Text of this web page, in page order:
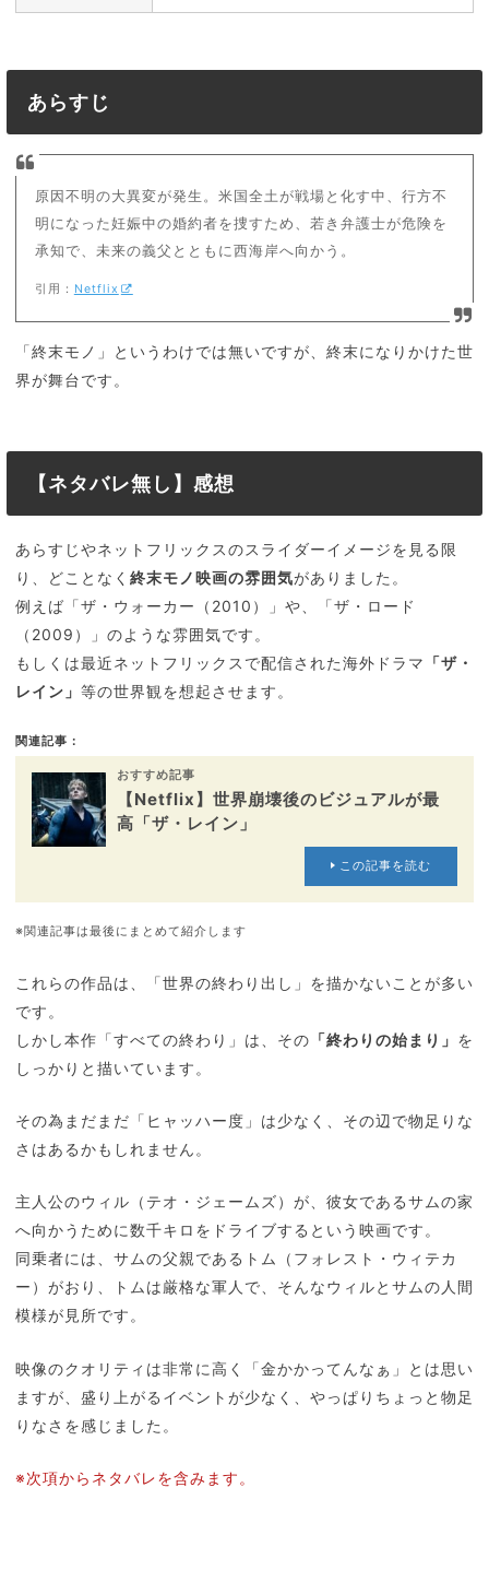
あらすじ
原因不明の大異変が発生。米国全土が戦場と化す中、行方不
明になった妊娠中の婚約者を捜すため、若き弁護士が危険を
承知で、未来の義父とともに西海岸へ向かう。
引用： Netflix
「終末モノ」というわけでは無いですが、終末になりかけた世
界が舞台です。
【ネタバレ無し】感想
あらすじやネットフリックスのスライダーイメージを見る限
り、どことなく 終末モノ映画の雰囲気がありました。
例えば「ザ・ウォーカー（2010）」や、「ザ・ロード
（2009）」のような雰囲気です。
もしくは最近ネットフリックスで配信された海外ドラマ 「ザ・
レイン」 等の世界観を想起させます。
関連記事：
おすすめ記事
【Netflix】世界崩壊後のビジュアルが最
高「ザ・レイン」
この記事を読む
※関連記事は最後にまとめて紹介します
これらの作品は、「世界の終わり出し」を描かないことが多い
です。
しかし本作「すべての終わり」は、その 「終わりの始まり」 を
しっかりと描いています。
その為まだまだ「ヒャッハー度」は少なく、その辺で物足りな
さはあるかもしれません。
主人公のウィル（テオ・ジェームズ）が、彼女であるサムの家
へ向かうために数千キロをドライブするという映画です。
同乗者には、サムの父親であるトム（フォレスト・ウィテカ
ー）がおり、トムは厳格な軍人で、そんなウィルとサムの人間
模様が見所です。
映像のクオリティは非常に高く「金かかってんなぁ」とは思い
ますが、盛り上がるイベントが少なく、やっぱりちょっと物足
りなさを感じました。
※次項からネタバレを含みます。